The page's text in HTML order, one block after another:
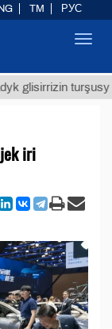
turşusy (t.)
iri
TM РУС